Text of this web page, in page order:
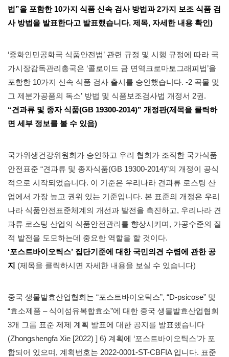
법”을 포함한 10가지 식품 신속 검사 방법과 2가지 보조 식품 검
사 방법을 발표한다고 발표했습니다. 제목, 자세한 내용 확인)
‘중화인민공화국 식품안전법’ 관련 규정 및 시행 규정에 따라 국
가시장감독관리총국은 ‘콜로이드 금 면역크로마토그래피법’을
포함한 10가지 신속 식품 검사 출시를 승인했습니다. -2 곡물 및
그 제분가공품의 독소’ 방법 및 식품보조검사법 개정서 2권.
“견과류 및 종자 식품(GB 19300-2014)” 개정판(제목을 클릭하
면 세부 정보를 볼 수 있음)
국가위생건강위원회가 승인하고 우리 협회가 조직한 국가식품
안전표준 “견과류 및 종자식품(GB 19300-2014)”의 개정이 공식
적으로 시작되었습니다. 이 기준은 우리나라 견과류 로스팅 산
업에서 가장 높고 권위 있는 기준입니다. 본 표준의 개정은 우리
나라 식품안전표준체계의 개선과 발전을 촉진하고, 우리나라 견
과류 로스팅 산업의 식품안전관리를 향상시키며, 가공수준의 질
적 발전을 도모하는데 중요한 역할을 할 것이다.
‘포스트바이오틱스’ 집단기준에 대한 국민의견 수렴에 관한 공
지 (제목을 클릭하시면 자세한 내용을 보실 수 있습니다)
중국 생물발효산업협회는 “포스트바이오틱스”, “D-psicose” 및
“효소제품 – 식이섬유복합효소”에 대한 중국 생물발효산업협회
3개 그룹 표준 제제 계획 발표에 대한 공지를 발표했습니다
(Zhongshengfa Xie [2022) ] 6) 계획에 ‘포스트바이오틱스’가 포
함되어 있으며, 계획번호는 2022-0001-ST-CBFIA 입니다. 표준